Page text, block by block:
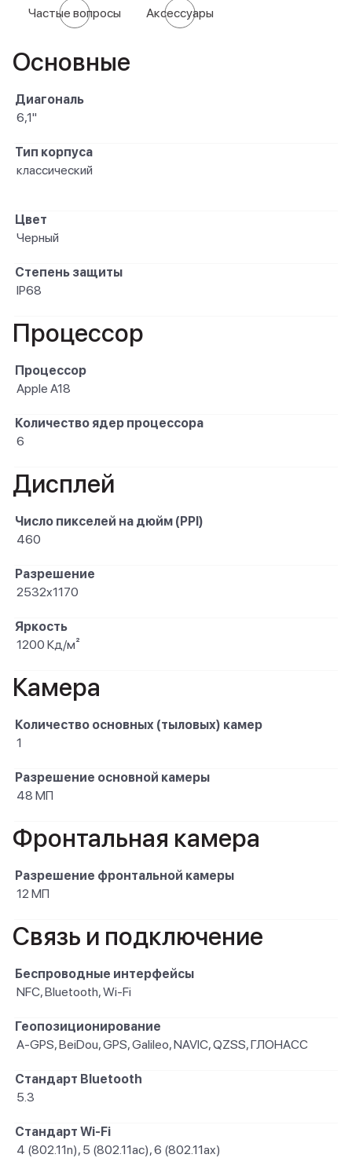
Частые вопросы Аксессуары
Основные
Диагональ
6,1"
Тип корпуса
классический
Цвет
Черный
Степень защиты
IP68
Процессор
Процессор
Apple A18
Количество ядер процессора
6
Дисплей
Число пикселей на дюйм (PPI)
460
Разрешение
2532x1170
Яркость
1200 Кд/м²
Камера
Количество основных (тыловых) камер
1
Разрешение основной камеры
48 МП
Фронтальная камера
Разрешение фронтальной камеры
12 МП
Связь и подключение
Беспроводные интерфейсы
NFC, Bluetooth, Wi-Fi
Геопозиционирование
A-GPS, BeiDou, GPS, Galileo, NAVIC, QZSS, ГЛОНАСС
Стандарт Bluetooth
5.3
Стандарт Wi-Fi
4 (802.11n), 5 (802.11ac), 6 (802.11ax)